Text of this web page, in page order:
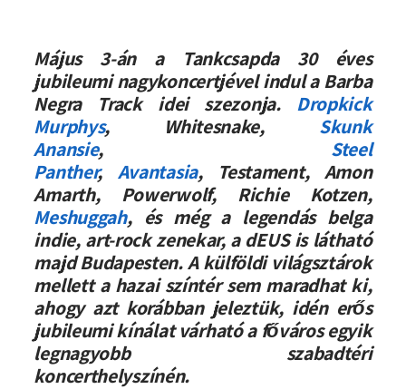
Egy hónap múlva nyit a Track!
Május 3-án a Tankcsapda 30 éves
jubileumi nagykoncertjével indul a Barba
Negra Track idei szezonja. Dropkick
Murphys, Whitesnake, Skunk
Anansie, Steel
Panther, Avantasia, Testament, Amon
Amarth, Powerwolf, Richie Kotzen,
Meshuggah, és még a legendás belga
indie, art-rock zenekar, a dEUS is látható
majd Budapesten. A külföldi világsztárok
mellett a hazai színtér sem maradhat ki,
ahogy azt korábban jeleztük, idén erős
jubileumi kínálat várható a főváros egyik
legnagyobb szabadtéri
koncerthelyszínén.